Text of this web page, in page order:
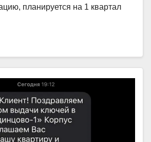
планируется на 1 квартал